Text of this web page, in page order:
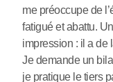
me préoccupe de
fatigué et abattu.
impression : il a de
Je demande un
je pratique le tiers